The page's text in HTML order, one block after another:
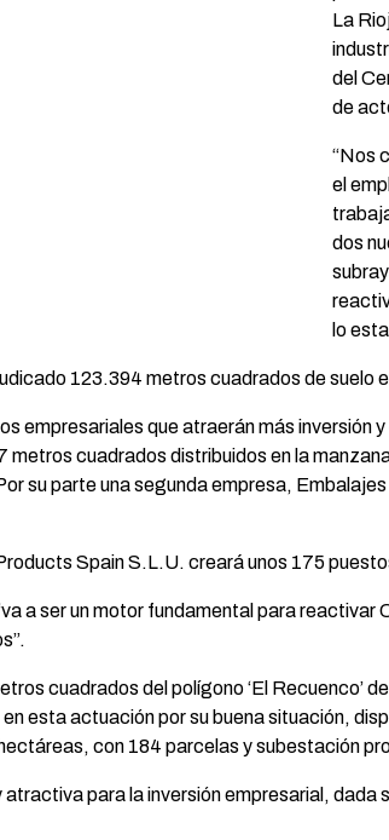
La
del
de
“Nos
el
dos
lo
123.394 metros cuadrados de suelo
empresariales que atraerán más inversión
cuadrados distribuidos en la
su parte una segunda empresa,
Spain S.L.U. creará unos 175
a ser un motor fundamental para
cuadrados del polígono ‘El Recuenco’
esta actuación por su buena situación,
con 184 parcelas y subestación
atractiva para la inversión empresarial,